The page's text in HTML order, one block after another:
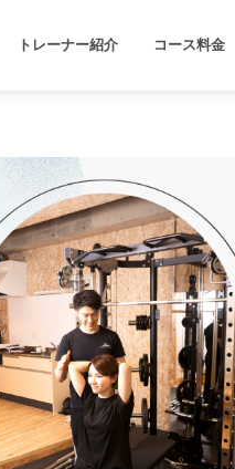
トレーナー紹介 コース料金